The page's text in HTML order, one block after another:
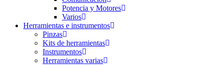
Potencia y Motores
Varios
Herramientas e instrumentos
Pinzas
Kits de herramientas
Instrumentos
Herramientas varias